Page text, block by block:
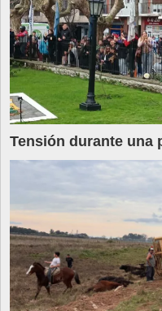
Tensión durante una